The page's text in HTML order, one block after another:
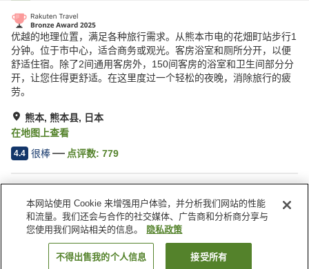
优越的地理位置，满足各种旅行需求。从熊本市电的花畑町站步行1
分钟。位于市中心，适合商务或观光。客房浴室和厕所分开，以便
舒适住宿。除了2间通用客房外，150间客房的浴室和卫生间部分分
开，让您住得更舒适。在这里度过一个轻松的夜晚，消除旅行的疲
劳。
熊本, 熊本县, 日本
在地图上查看
4.4 很棒 点评数: 779
快递服务
洗衣服务
叫醒服务
自动售货机
日本 熊本县 熊本 熊本大和ROYNET酒店
搜索客房
本网站使用 Cookie 来增强用户体验，并分析我们网站的性能
和流量。我们还会与合作的社交媒体、广告商和分析商分享与
您使用我们网站相关的信息。
隐私政策
不得出售我的个人信息 接受所有